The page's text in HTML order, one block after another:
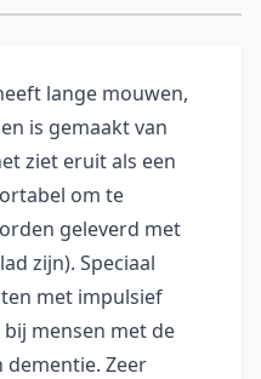
lange mouwen,
is gemaakt van
ziet eruit als een
om te
geleverd met
zijn). Speciaal
met impulsief
mensen met de
dementie. Zeer